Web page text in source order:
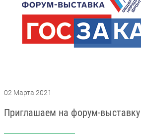
02 Марта 2021
Приглашаем на форум-